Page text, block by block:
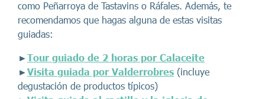
como Peñarroya de Tastavins o Ráfales. Además, te
recomendamos que hagas alguna de estas visitas
guiadas:
►Tour guiado de 2 horas por Calaceite
►Visita guiada por Valderrobres (incluye
degustación de productos típicos)